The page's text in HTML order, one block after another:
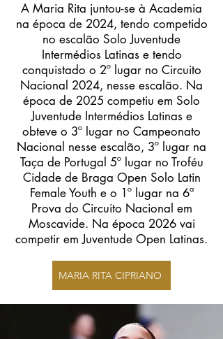
A Maria Rita juntou-se à Academia
na época de 2024, tendo competido
no escalão Solo Juventude
Intermédios Latinas e tendo
conquistado o 2º lugar no Circuito
Nacional 2024, nesse escalão. Na
época de 2025 competiu em Solo
Juventude Intermédios Latinas e
obteve o 3º lugar no Campeonato
Nacional nesse escalão, 3º lugar na
Taça de Portugal 5º lugar no Troféu
Cidade de Braga Open Solo Latin
Female Youth e o 1º lugar na 6ª
Prova do Circuito Nacional em
Moscavide. Na época 2026 vai
competir em Juventude Open Latinas.
MARIA RITA CIPRIANO